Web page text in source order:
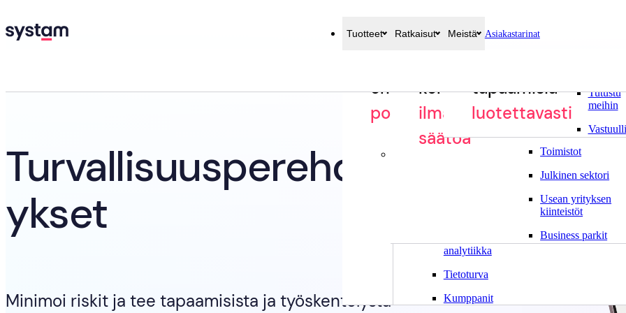
Tuotteet
oma
polkusi
analytiikka
Tietoturva
Kumppanit
Ratkaisut
kohtaamiset
ilman
säätöä
Elintarviketeollisuus
Rakennusteollisuus
Toimistot
Julkinen sektori
Usean yrityksen
kiinteistöt
Business parkit
Meistä
tapaamisia
luotettavasti
Tutustu
meihin
Asiakastarinat
Turvallisuusperehdyt
ykset
Minimoi riskit ja tee tapaamisista ja työskentelystä